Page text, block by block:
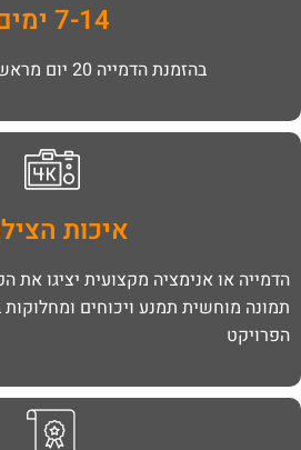
7-14 ימים
בהזמנת הדמייה 20 יום מראש – 10% הנחה
איכות
הדמייה או אנימציה מקצועית יציגו את
תמונה מוחשית תמנע ויכוחים
הפרויקט